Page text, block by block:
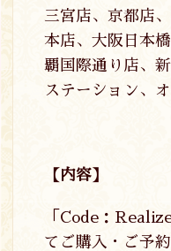
三宮店、京都店
本店、大阪日本
覇国際通り店、
ステーション、
【内容】
「Code：
てご購入・ご予